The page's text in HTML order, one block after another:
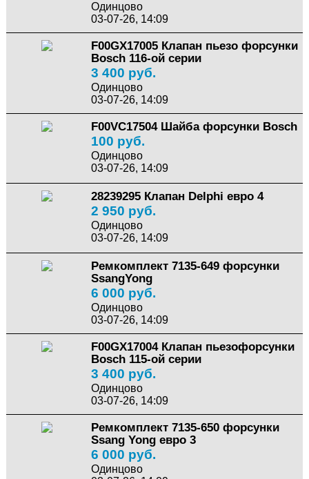
Одинцово
03-07-26, 14:09
F00GX17005 Клапан пьезо форсунки
Bosch 116-ой серии
3 400 руб.
Одинцово
03-07-26, 14:09
F00VC17504 Шайба форсунки Bosch
100 руб.
Одинцово
03-07-26, 14:09
28239295 Клапан Delphi евро 4
2 950 руб.
Одинцово
03-07-26, 14:09
Ремкомплект 7135-649 форсунки
SsangYong
6 000 руб.
Одинцово
03-07-26, 14:09
F00GX17004 Клапан пьезофорсунки
Bosch 115-ой серии
3 400 руб.
Одинцово
03-07-26, 14:09
Ремкомплект 7135-650 форсунки
Ssang Yong евро 3
6 000 руб.
Одинцово